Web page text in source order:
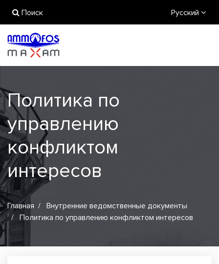
Поиск Русский
Политика по
управлению
конфликтом
интересов
Главная
Внутренние ведомственные документы
Политика по управлению конфликтом интересов